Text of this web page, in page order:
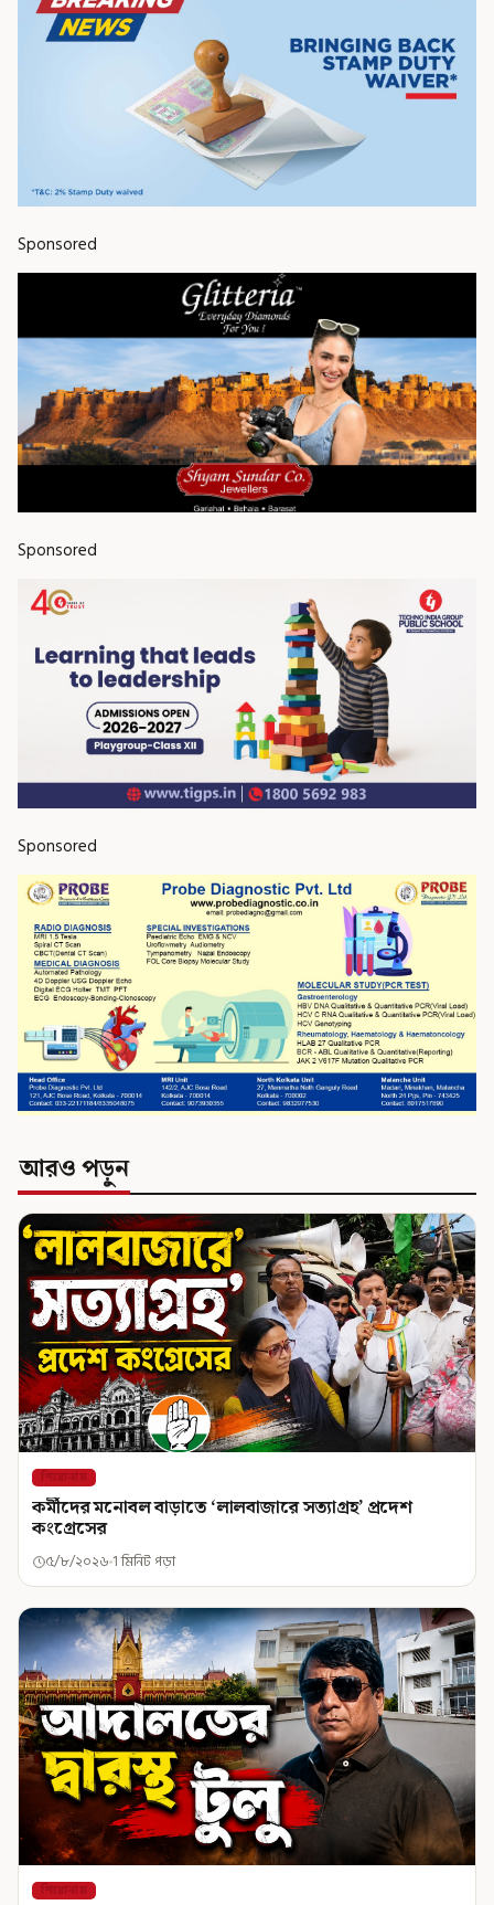
Sponsored
Sponsored
Sponsored
আরও পড়ুন
শিরোনাম
কর্মীদের মনোবল বাড়াতে ‘লালবাজারে সত্যাগ্রহ’ প্রদেশ
কংগ্রেসের
৫/৮/২০২৬ 1 মিনিট পড়া
শিরোনাম